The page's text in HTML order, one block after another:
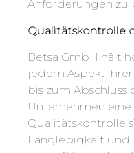
Anforderungen zu
Qualitätskontrolle
Betsa GmbH hält
jedem Aspekt
bis zum
Unternehmen
Qualitätskontrolle
Langlebigkeit und